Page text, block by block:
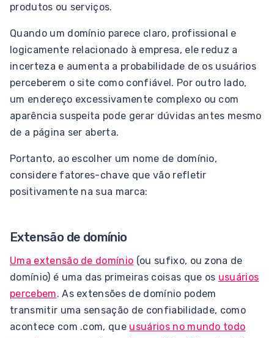
produtos ou serviços.
Quando um domínio parece claro, profissional e
logicamente relacionado à empresa, ele reduz a
incerteza e aumenta a probabilidade de os usuários
perceberem o site como confiável. Por outro lado,
um endereço excessivamente complexo ou com
aparência suspeita pode gerar dúvidas antes mesmo
de a página ser aberta.
Portanto, ao escolher um nome de domínio,
considere fatores-chave que vão refletir
positivamente na sua marca:
Extensão de domínio
Uma extensão de domínio (ou sufixo, ou zona de
domínio) é uma das primeiras coisas que os usuários
percebem. As extensões de domínio podem
transmitir uma sensação de confiabilidade, como
acontece com .com, que usuários no mundo todo